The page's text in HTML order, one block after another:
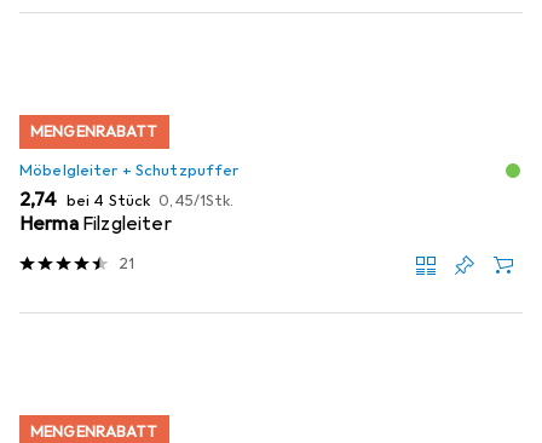
MENGENRABATT
Möbelgleiter + Schutzpuffer
EUR
2,74 bei 4 Stück EUR
0,45/1Stk.
Herma Filzgleiter
21
MENGENRABATT